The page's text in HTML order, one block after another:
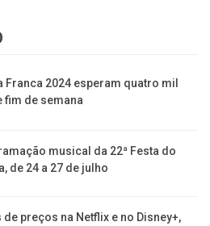
Franca 2024 esperam quatro mil
fim de semana
musical da 22ª Festa do
de 24 a 27 de julho
preços na Netflix e no Disney+,